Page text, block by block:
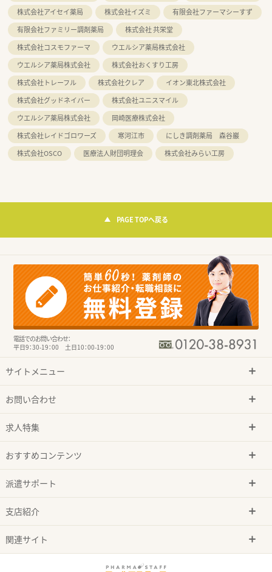
株式会社アイセイ薬局
株式会社イズミ
有限会社ファーマシーすず
有限会社ファミリー調剤薬局
株式会社 共栄堂
株式会社コスモファーマ
ウエルシア薬局株式会社
ウエルシア薬局株式会社
株式会社おくすり工房
株式会社トレーフル
株式会社クレア
イオン東北株式会社
株式会社グッドネイバー
株式会社ユニスマイル
ウエルシア薬局株式会社
岡崎医療株式会社
株式会社レイドゴロワーズ
寒河江市
にしき調剤薬局 森谷巖
株式会社OSCO
医療法人財団明理会 株式会社みらい工房
PAGE TOPへ戻る
電話でのお問い合わせ：
平日9：30-19：00 土日10：00-19：00
サイトメニュー
お問い合わせ
求人特集
おすすめコンテンツ
派遣サポート
支店紹介
関連サイト